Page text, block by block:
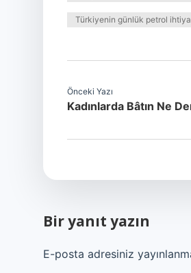
Türkiyenin günlük petrol
Önceki Yazı
Kadınlarda Bâtın Ne
Bir yanıt yazın
E-posta adresiniz